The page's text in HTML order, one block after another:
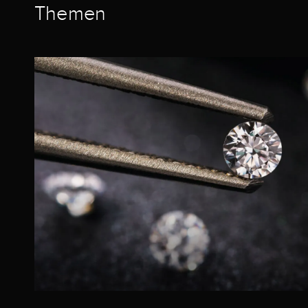
Themen